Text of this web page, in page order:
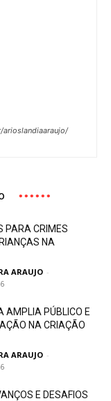
PARA CRIMES
NA
ARAUJO -
AMPLIA PÚBLICO E
NA CRIAÇÃO
ARAUJO -
E DESAFIOS